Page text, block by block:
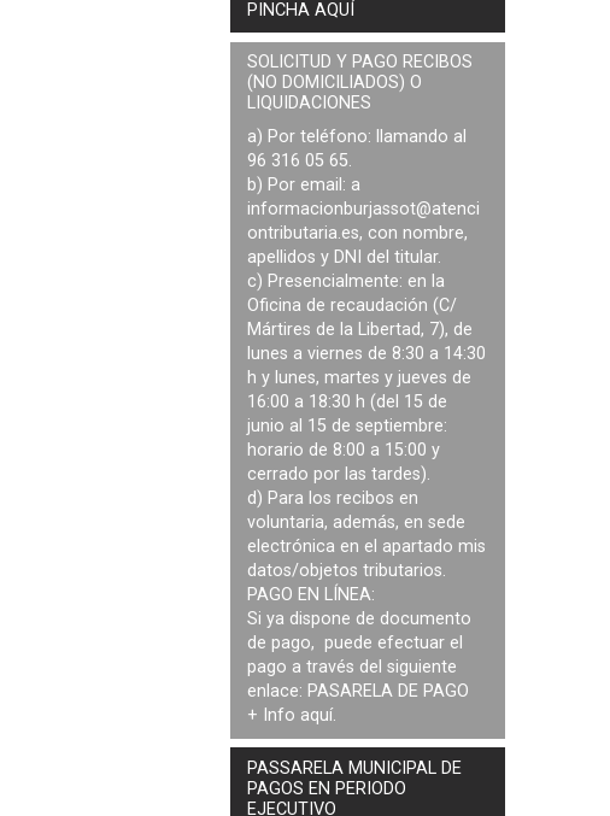
PINCHA AQUÍ
SOLICITUD Y PAGO RECIBOS
(NO DOMICILIADOS) O
LIQUIDACIONES
a) Por teléfono: llamando al
96 316 05 65.
b) Por email: a
informacionburjassot@atenci
ontributaria.es, con nombre,
apellidos y DNI del titular.
c) Presencialmente: en la
Oficina de recaudación (C/
Mártires de la Libertad, 7), de
lunes a viernes de 8:30 a 14:30
h y lunes, martes y jueves de
16:00 a 18:30 h (del 15 de
junio al 15 de septiembre:
horario de 8:00 a 15:00 y
cerrado por las tardes).
d) Para los recibos en
voluntaria, además, en sede
electrónica en el apartado mis
datos/objetos tributarios.
PAGO EN LÍNEA:
Si ya dispone de documento
de pago, puede efectuar el
pago a través del siguiente
enlace: PASARELA DE PAGO
+ Info aquí.
PASSARELA MUNICIPAL DE
PAGOS EN PERIODO
EJECUTIVO